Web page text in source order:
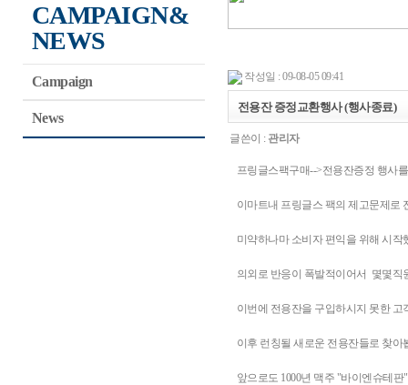
CAMPAIGN&
NEWS
Campaign
News
작성일 : 09-08-05 09:41
전용잔 증정교환행사 (행사종료)
글쓴이 : 관리자
프링글스팩구매-->전용잔증정 행사
이마트내 프링글스 팩의 제고문제로
미약하나마 소비자 편익을 위해 시
의외로 반응이 폭발적이어서 몇몇직
이번에 전용잔을 구입하시지 못한 고
이후 런칭될 새로운 전용잔들로 찾아
앞으로도 1000년 맥주 "바이엔슈테